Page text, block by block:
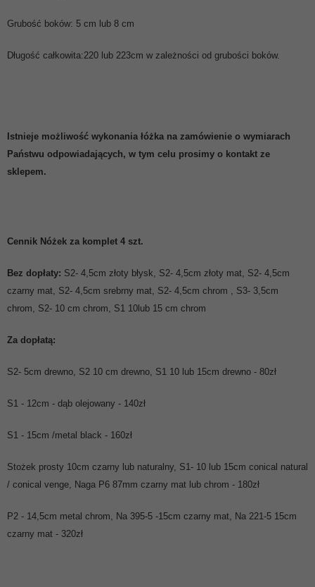
Grubość boków: 5 cm lub 8 cm
Długość całkowita:220 lub 223cm w zależności od grubości boków.
Istnieje możliwość wykonania łóżka na zamówienie o wymiarach
Państwu odpowiadających, w tym celu prosimy o kontakt ze
sklepem.
Cennik Nóżek za komplet 4 szt.
Bez dopłaty: S2- 4,5cm złoty błysk, S2- 4,5cm złoty mat, S2- 4,5cm
czarny mat, S2- 4,5cm srebrny mat, S2- 4,5cm chrom , S3- 3,5cm
chrom, S2- 10 cm chrom, S1 10lub 15 cm chrom
Za dopłatą:
S2- 5cm drewno, S2 10 cm drewno, S1 10 lub 15cm drewno - 80zł
S1 - 12cm - dąb olejowany - 140zł
S1 - 15cm /metal black - 160zł
Stożek prosty 10cm czarny lub naturalny, S1- 10 lub 15cm conical natural
/ conical venge, Naga P6 87mm czarny mat lub chrom - 180zł
P2 - 14,5cm metal chrom, Na 395-5 -15cm czarny mat, Na 221-5 15cm
czarny mat - 320zł